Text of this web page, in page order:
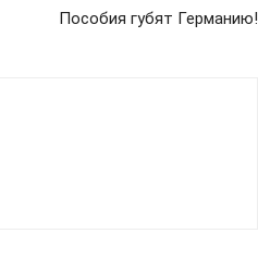
Пособия губят Германию!